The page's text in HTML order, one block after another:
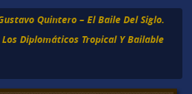
Quintero – El Baile Del Siglo.
Los Diplomáticos Tropical Y Bailable